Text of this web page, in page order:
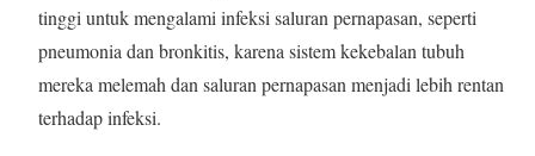
tinggi untuk mengalami infeksi saluran pernapasan, seperti
pneumonia dan bronkitis, karena sistem kekebalan tubuh
mereka melemah dan saluran pernapasan menjadi lebih rentan
terhadap infeksi.